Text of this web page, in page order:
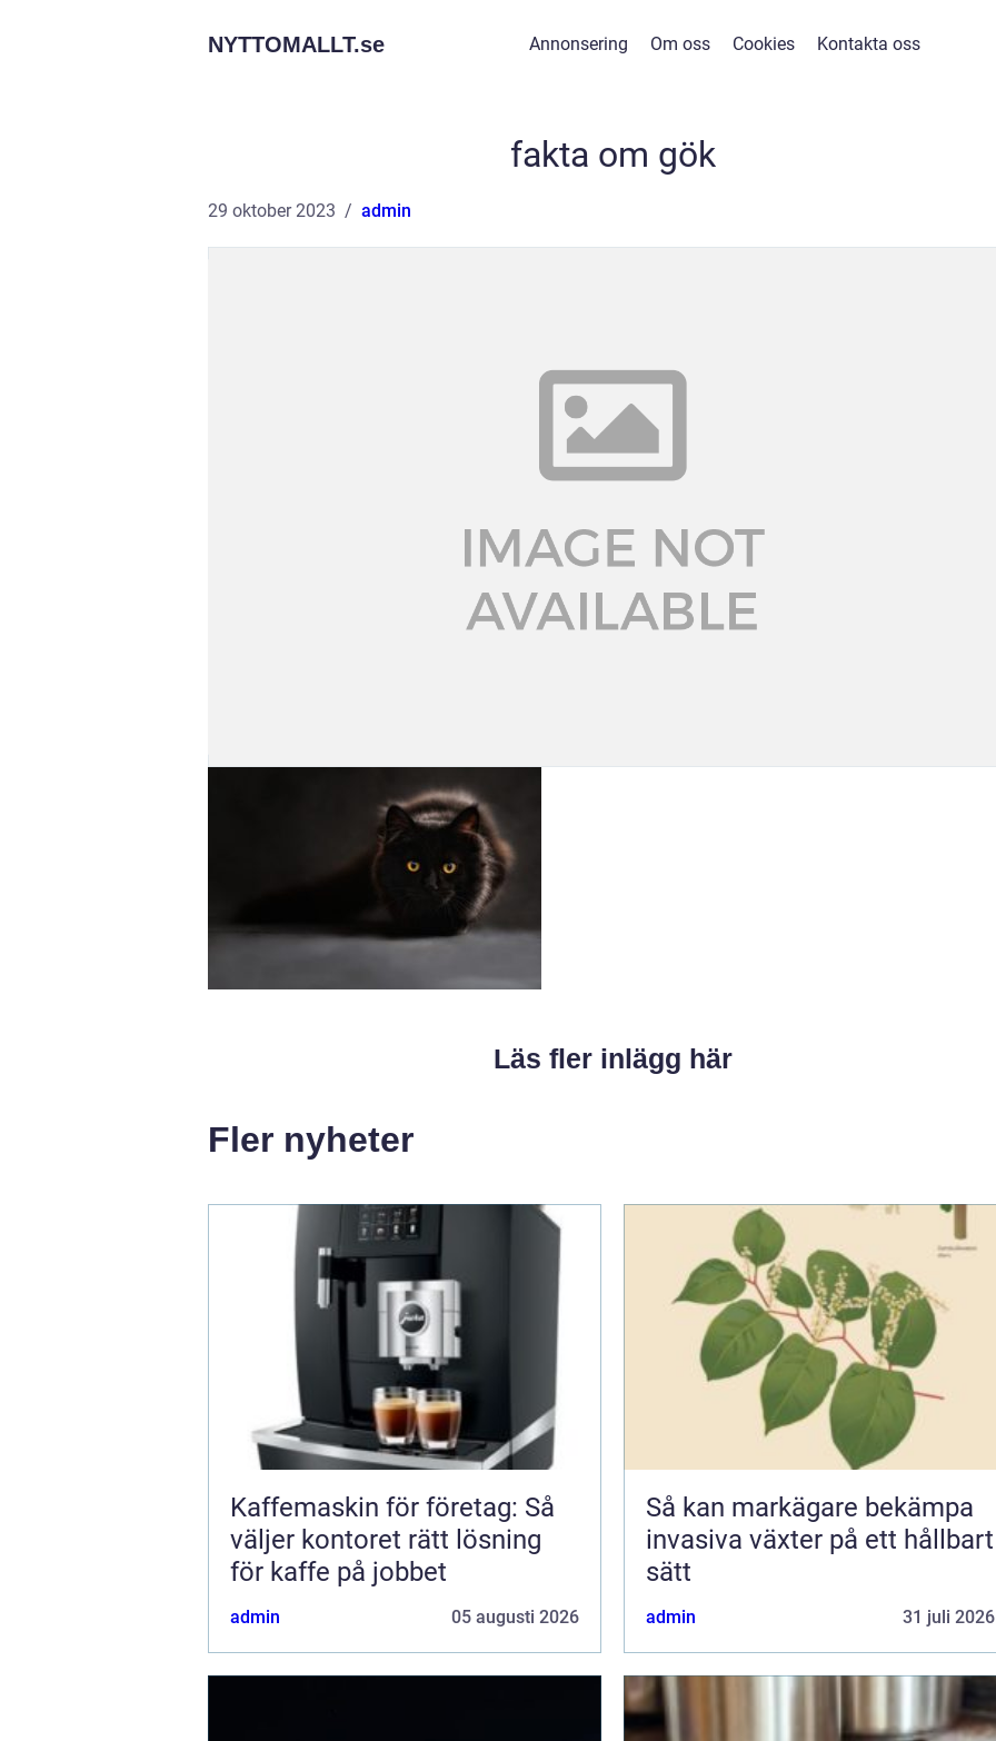
NYTTOMALLT.se Annonsering Om oss Cookies Kontakta oss
fakta om gök
29 oktober 2023 admin
Läs fler inlägg här
Fler nyheter
Kaffemaskin för företag: Så
väljer kontoret rätt lösning
för kaffe på jobbet
admin 05 augusti 2026
Så kan markägare bekämpa
invasiva växter på ett hållbart
sätt
admin 31 juli 2026